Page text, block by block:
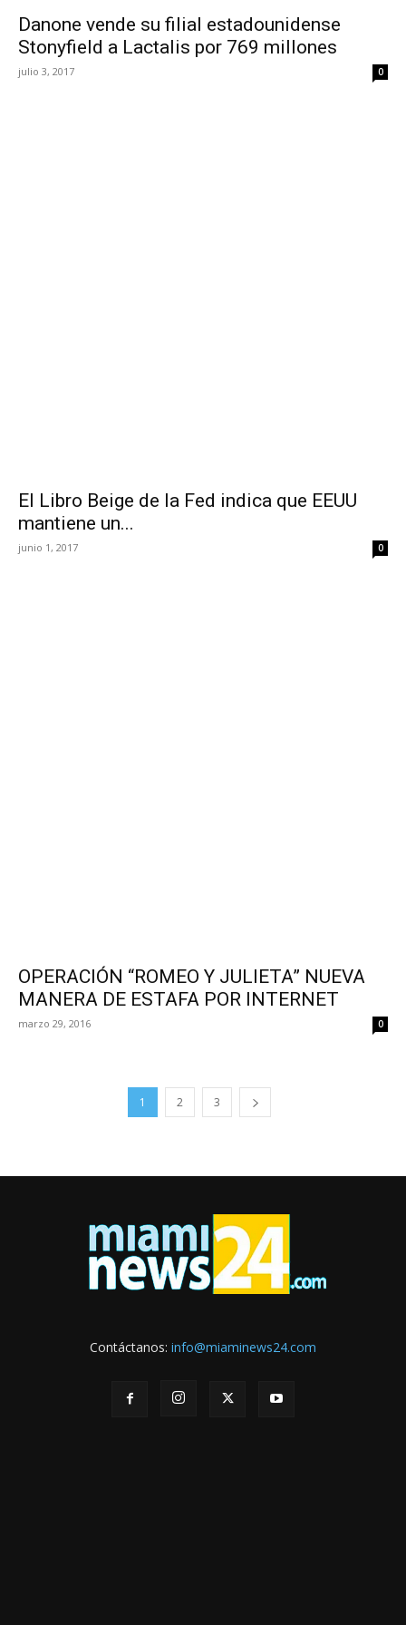
Danone vende su filial estadounidense
Stonyfield a Lactalis por 769 millones
julio 3, 2017 0
El Libro Beige de la Fed indica que EEUU
mantiene un...
junio 1, 2017 0
OPERACIÓN “ROMEO Y JULIETA” NUEVA
MANERA DE ESTAFA POR INTERNET
marzo 29, 2016 0
1 2 3
Contáctanos: info@miaminews24.com